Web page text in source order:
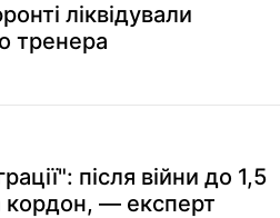
ліквідували
тренера
після війни до 1,5
кордон, — експерт